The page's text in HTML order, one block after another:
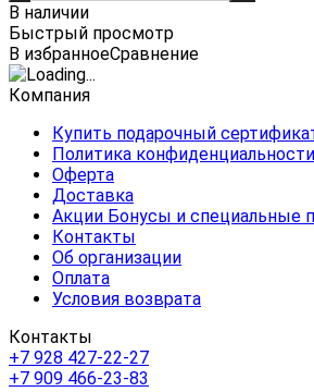
В наличии
Быстрый просмотр
В избранноеСравнение
Компания
Купить подарочный
Политика конфиденциальности
Оферта
Доставка
Акции Бонусы и специальные
Контакты
Об организации
Оплата
Условия возврата
Контакты
+7 928 427-22-27
+7 909 466-23-83